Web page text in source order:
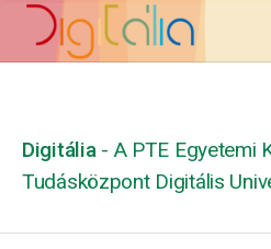
Digitália - A PTE Egyetemi
Tudásközpont Digitális